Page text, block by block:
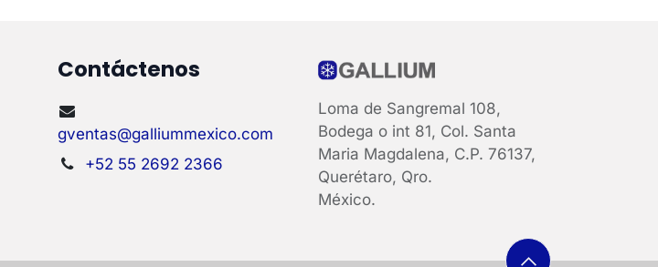
Contáctenos
gventas@galliummexico.com
+52 55 2692 2366
Loma de Sangremal 108,
Bodega o int 81, Col. Santa
Maria Magdalena, C.P. 76137,
Querétaro, Qro.
México.